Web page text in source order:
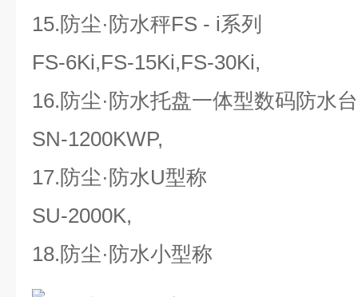
15.防尘·防水秤FS - i系列
FS-6Ki,FS-15Ki,FS-30Ki,
16.防尘·防水托盘一体型数码防水
SN-1200KWP,
17.防尘·防水U型称
SU-2000K,
18.防尘·防水小型称